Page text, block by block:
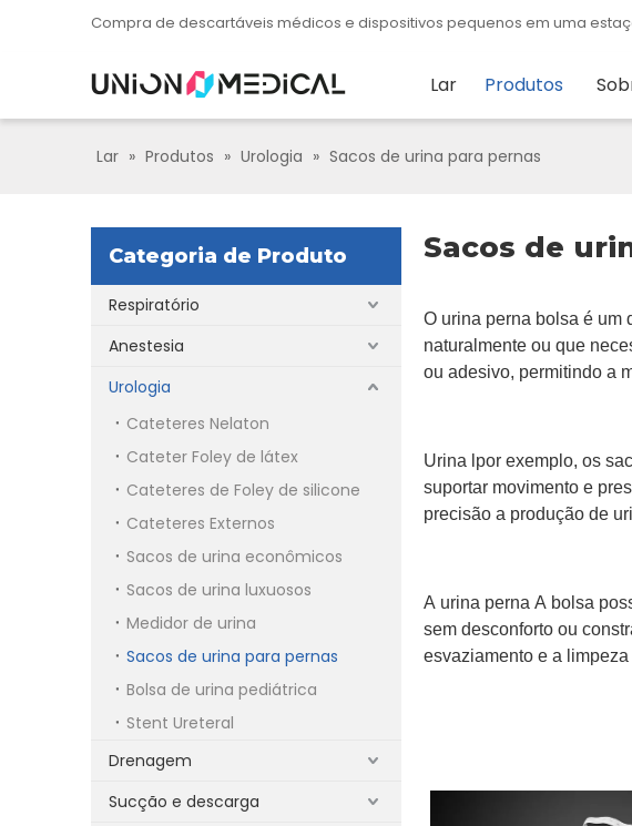
Compra de descartáveis ​​​​médicos e dispositivos pequenos em uma
Lar Produtos
Lar » Produtos » Urologia » Sacos de urina para pernas
Categoria de Produto
Respiratório
Anestesia
Urologia
Cateteres Nelaton
Cateter Foley de látex
Cateteres de Foley de silicone
Cateteres Externos
Sacos de urina econômicos
Sacos de urina luxuosos
Medidor de urina
Sacos de urina para pernas
Bolsa de urina pediátrica
Stent Ureteral
Drenagem
Sucção e descarga
Sacos de
O urina perna bolsa é um
naturalmente ou que
ou adesivo, permitindo a
Urina por exemplo, os
suportar movimento e
precisão a produção de
A urina perna A bolsa
sem desconforto ou
esvaziamento e a